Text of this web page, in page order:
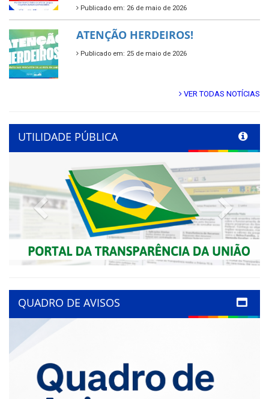
Publicado em: 26 de maio de 2026
ATENÇÃO HERDEIROS!
Publicado em: 25 de maio de 2026
VER TODAS NOTÍCIAS
UTILIDADE PÚBLICA
Previous Next
QUADRO DE AVISOS